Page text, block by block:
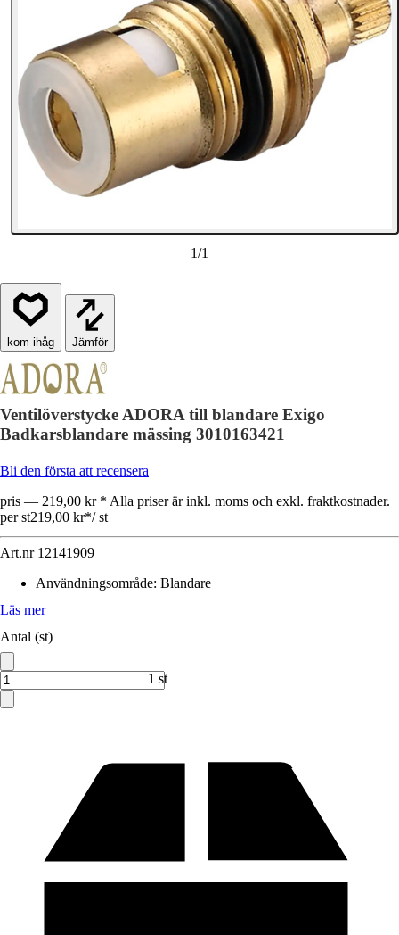
1/1
Jämför
Ventilöverstycke ADORA till blandare Exigo
Badkarsblandare mässing 3010163421
Bli den första att recensera
pris — 219,00 kr * Alla priser är inkl. moms och exkl. fraktkostnader.
per st219,00 kr*/ st
Art.nr 12141909
Användningsområde: Blandare
Läs mer
Antal (st)
1 st